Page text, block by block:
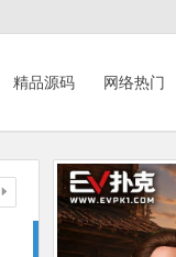
精品源码 网络热门